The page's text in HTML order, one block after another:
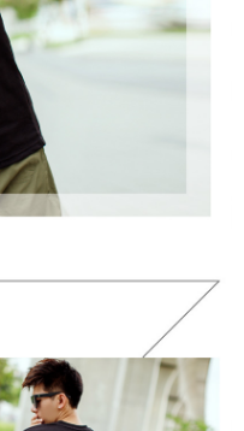
問，請聯繫「AFTEE先享後付
support/home
先享後付」服務完成之交
並將交易相關給付款項請求債
址：
或監護人之同意方可使用
之損失，本公司不負相關責
帳號之用戶狀況，依本公司即
足之情形，本公司將視審查結果
冊。若發現惡意使用之情形，
使用額度並採取法律行動。
費
費